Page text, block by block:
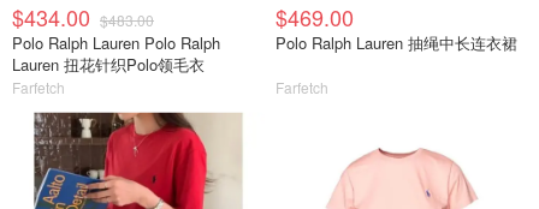
$434.00 $483.00
Polo Ralph Lauren Polo Ralph
Lauren 扭花针织Polo领毛衣
Farfetch
$469.00
Polo Ralph Lauren 抽绳中长连衣裙
Farfetch